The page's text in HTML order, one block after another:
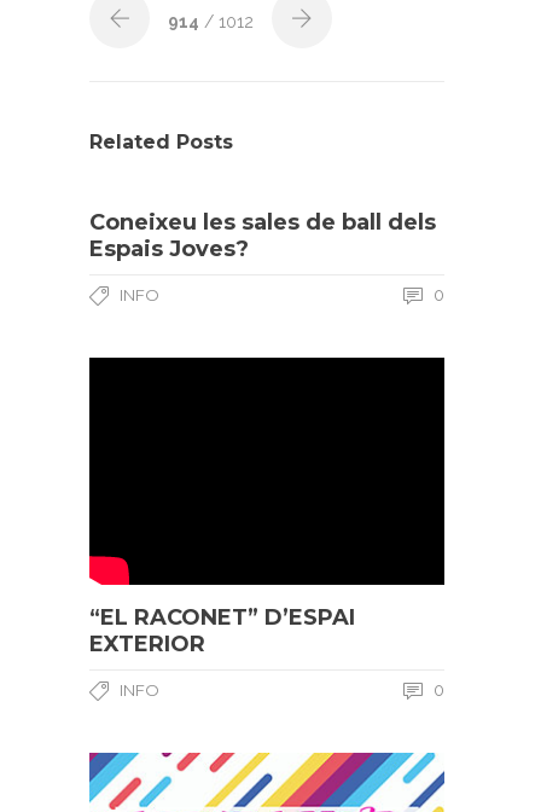
914 / 1012
Related Posts
Coneixeu les sales de ball dels
Espais Joves?
INFO 0
“EL RACONET” D’ESPAI
EXTERIOR
INFO 0